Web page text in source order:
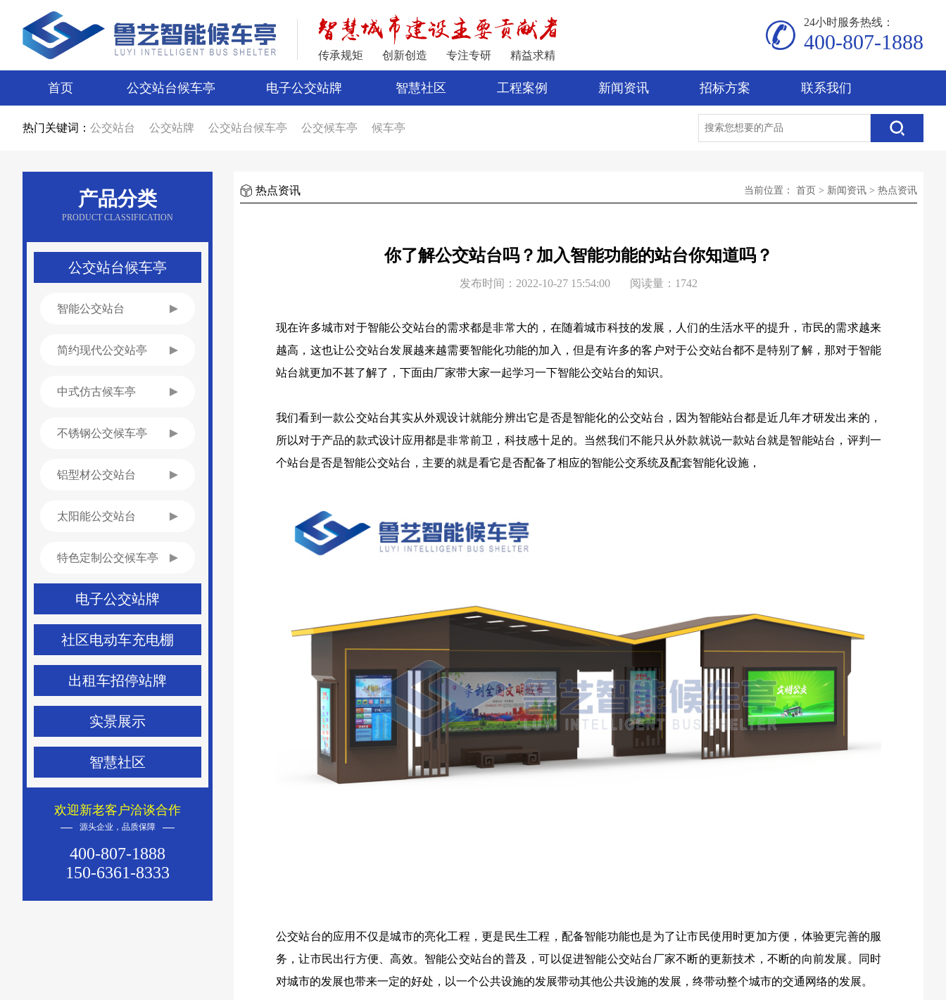
传承规矩 创新创造 专注专研 精益求精
24小时服务热线：
400-807-1888
首页 公交站台候车亭 电子公交站牌 智慧社区 工程案例 新闻资讯 招标方案 联系我们
热门关键词： 公交站台 公交站牌 公交站台候车亭 公交候车亭
候车亭
电子站牌厂家
公交站台厂家
候车亭图片
宿迁候车亭
宿迁电子站牌
电子站牌设计
公交站台设计
新款候车亭
新款电子站牌
公交站台报价
不锈钢候车亭
乡镇候车亭
公交站亭厂家
产品分类
PRODUCT CLASSIFICATION
公交站台候车亭
智能公交站台
简约现代公交站亭
中式仿古候车亭
不锈钢公交候车亭
铝型材公交站台
太阳能公交站台
特色定制公交候车亭
电子公交站牌
社区电动车充电棚
出租车招停站牌
实景展示
智慧社区
欢迎新老客户洽谈合作
源头企业，品质保障
400-807-1888
150-6361-8333
热点资讯 当前位置： 首页 > 新闻资讯 > 热点资讯
你了解公交站台吗？加入智能功能的站台你知道吗？
发布时间：2022-10-27 15:54:00 阅读量：1742
现在许多城市对于智能公交站台的需求都是非常大的，在随着城市科技的发展，人们的生活水平的提升，市民的需求越来
越高，这也让公交站台发展越来越需要智能化功能的加入，但是有许多的客户对于公交站台都不是特别了解，那对于智能
站台就更加不甚了解了，下面由厂家带大家一起学习一下智能公交站台的知识。
我们看到一款公交站台其实从外观设计就能分辨出它是否是智能化的公交站台，因为智能站台都是近几年才研发出来的，
所以对于产品的款式设计应用都是非常前卫，科技感十足的。当然我们不能只从外款就说一款站台就是智能站台，评判一
个站台是否是智能公交站台，主要的就是看它是否配备了相应的智能公交系统及配套智能化设施，
公交站台的应用不仅是城市的亮化工程，更是民生工程，配备智能功能也是为了让市民使用时更加方便，体验更完善的服
务，让市民出行方便、高效。智能公交站台的普及，可以促进智能公交站台厂家不断的更新技术，不断的向前发展。同时
对城市的发展也带来一定的好处，以一个公共设施的发展带动其他公共设施的发展，终带动整个城市的交通网络的发展。